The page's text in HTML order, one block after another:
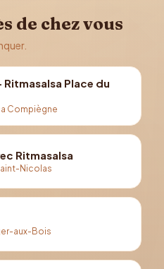
de chez vous
Place du
Compiègne
Ritmasalsa
Nicolas
aux-Bois